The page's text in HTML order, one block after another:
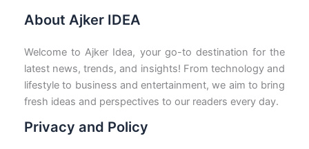
About Ajker IDEA
Welcome to Ajker Idea, your go-to destination for the
latest news, trends, and insights! From technology and
lifestyle to business and entertainment, we aim to bring
fresh ideas and perspectives to our readers every day.
Privacy and Policy